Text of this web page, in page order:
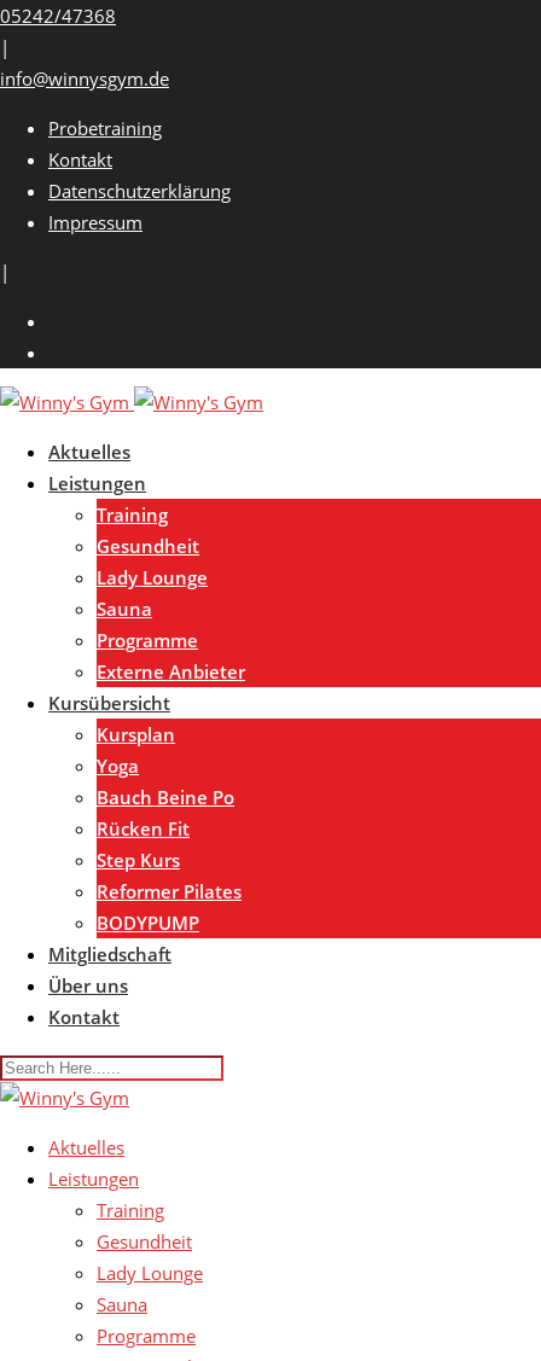
Skip
to
content
05242/47368
|
info@winnysgym.de
Probetraining
Kontakt
Datenschutzerklärung
Impressum
|
Aktuelles
Leistungen
Training
Gesundheit
Lady Lounge
Sauna
Programme
Externe Anbieter
Kursübersicht
Kursplan
Yoga
Bauch Beine Po
Rücken Fit
Step Kurs
Reformer Pilates
BODYPUMP
Mitgliedschaft
Über uns
Kontakt
Aktuelles
Leistungen
Training
Gesundheit
Lady Lounge
Sauna
Programme